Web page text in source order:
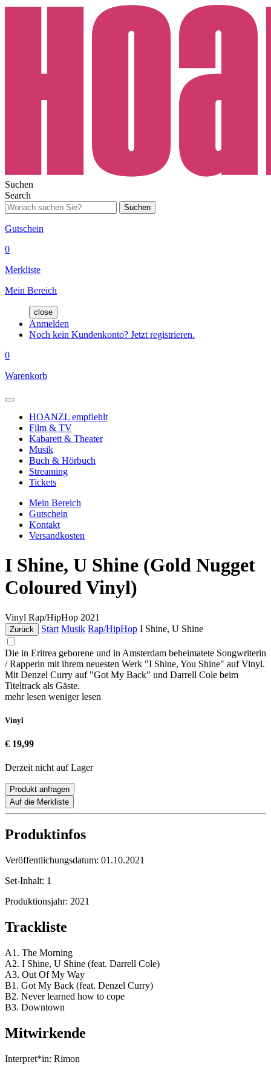
Suchen
Search
Suchen
Gutschein
0
Merkliste
Mein Bereich
close
Anmelden
Noch kein Kundenkonto? Jetzt registrieren.
0
Warenkorb
HOANZL empfiehlt
Film & TV
Kabarett & Theater
Musik
Buch & Hörbuch
Streaming
Tickets
Mein Bereich
Gutschein
Kontakt
Versandkosten
I Shine, U Shine (Gold Nugget
Coloured Vinyl)
Vinyl Rap/HipHop 2021
Zurück Start Musik Rap/HipHop I Shine, U Shine
Die in Eritrea geborene und in Amsterdam beheimatete Songwriterin
/ Rapperin mit ihrem neuesten Werk "I Shine, You Shine" auf Vinyl.
Mit Denzel Curry auf "Got My Back" und Darrell Cole beim
Titeltrack als Gäste.
mehr lesen weniger lesen
Vinyl
€ 19,99
Derzeit nicht auf Lager
Produkt anfragen
Auf die Merkliste
Produktinfos
Veröffentlichungsdatum: 01.10.2021
Set-Inhalt: 1
Produktionsjahr: 2021
Trackliste
A1. The Morning
A2. I Shine, U Shine (feat. Darrell Cole)
A3. Out Of My Way
B1. Got My Back (feat. Denzel Curry)
B2. Never learned how to cope
B3. Downtown
Mitwirkende
Interpret*in: Rimon